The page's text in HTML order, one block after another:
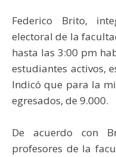
Federico Brito,
electoral de la
hasta las 3:00 pm
estudiantes activos,
Indicó que para la
egresados, de 9.000.
De acuerdo con
profesores de la